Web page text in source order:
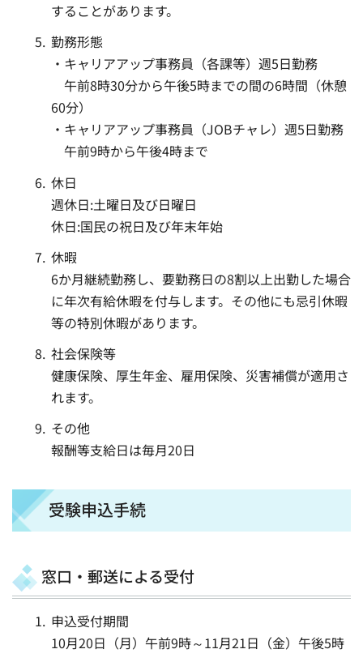
することがあります。
勤務形態
・キャリアアップ事務員（各課等）週5日勤務
午前8時30分から午後5時までの間の6時間（休憩
60分）
・キャリアアップ事務員（JOBチャレ）週5日勤務
午前9時から午後4時まで
休日
週休日:土曜日及び日曜日
休日:国民の祝日及び年末年始
休暇
6か月継続勤務し、要勤務日の8割以上出勤した場合
に年次有給休暇を付与します。その他にも忌引休暇
等の特別休暇があります。
社会保険等
健康保険、厚生年金、雇用保険、災害補償が適用さ
れます。
その他
報酬等支給日は毎月20日
受験申込手続
窓口・郵送による受付
申込受付期間
10月20日（月）午前9時～11月21日（金）午後5時